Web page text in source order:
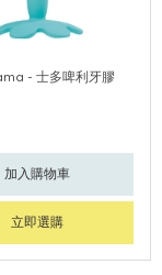
- 士多啤利牙膠
加入購物車
立即選購